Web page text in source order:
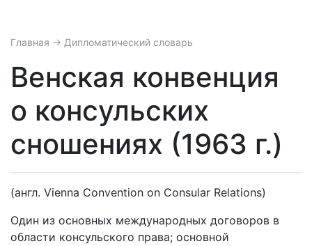
Главная → Дипломатический словарь
Венская конвенция
о консульских
сношениях (1963 г.)
(англ. Vienna Convention on Consular Relations)
Один из основных международных договоров в
области консульского права; основной